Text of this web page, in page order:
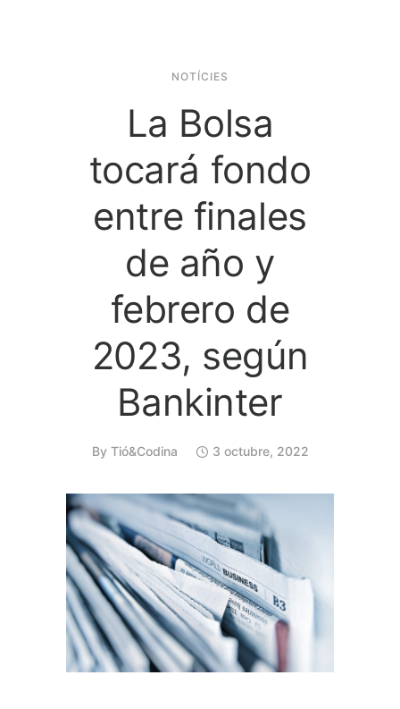
NOTÍCIES
La Bolsa
tocará fondo
entre finales
de año y
febrero de
2023, según
Bankinter
By Tió&Codina 3 octubre, 2022